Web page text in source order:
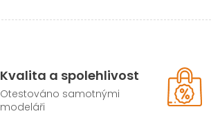
Kvalita a spolehlivost
Otestováno samotnými
modeláři